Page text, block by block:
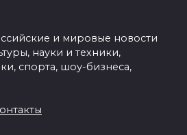
и мировые новости
науки и техники,
спорта, шоу-бизнеса,